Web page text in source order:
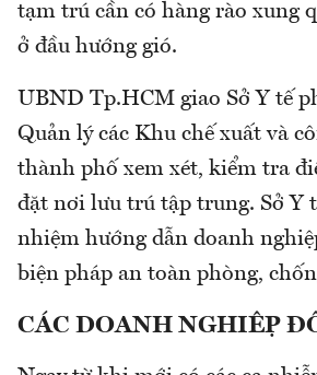
tạm trú cần có hàng rào xung
ở đầu hướng gió.
UBND Tp.HCM giao Sở Y tế
Quản lý các Khu chế xuất và
thành phố xem xét, kiểm tra
đặt nơi lưu trú tập trung. Sở Y
nhiệm hướng dẫn doanh
biện pháp an toàn phòng,
CÁC DOANH NGHIỆP